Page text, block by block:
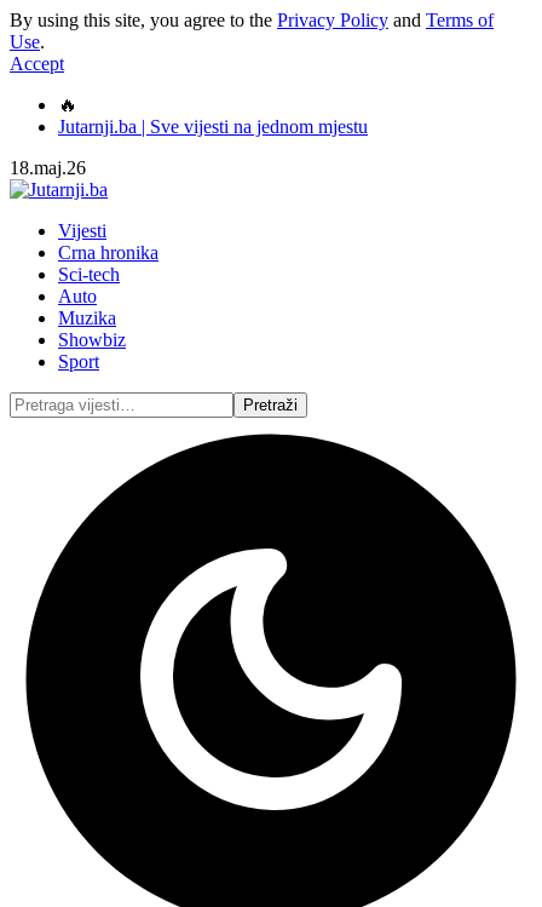
By using this site, you agree to the Privacy Policy and Terms of
Use.
Accept
🔥
Jutarnji.ba | Sve vijesti na jednom mjestu
18.maj.26
Vijesti
Crna hronika
Sci-tech
Auto
Muzika
Showbiz
Sport